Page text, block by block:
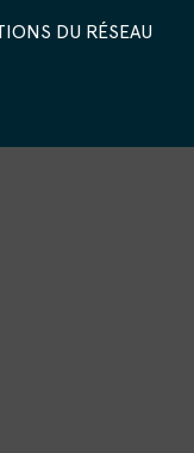
DU RÉSEAU